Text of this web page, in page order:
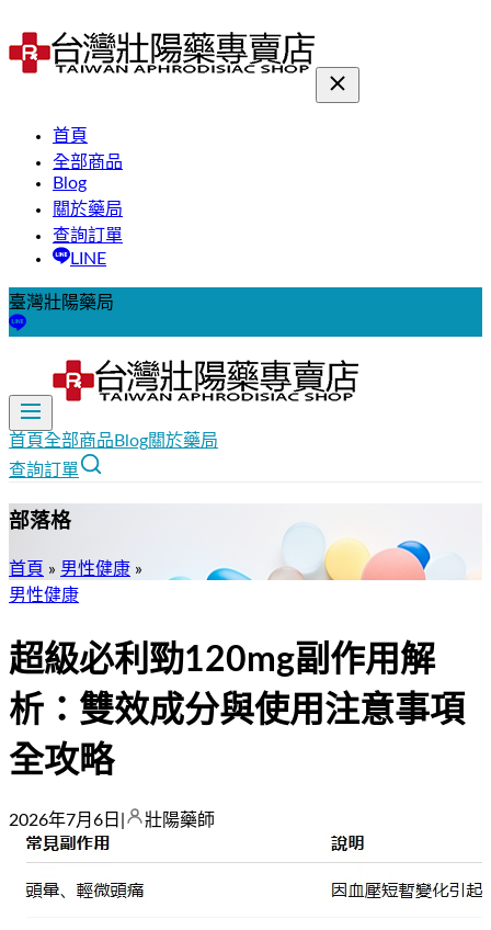
首頁
全部商品
Blog
關於藥局
查詢訂單
LINE
臺灣壯陽藥局
首頁全部商品 Blog關於藥局
查詢訂單
部落格
首頁 » 男性健康 »
男性健康
超級必利勁120mg副作用解
析：雙效成分與使用注意事項
全攻略
2026年7月6日 壯陽藥師